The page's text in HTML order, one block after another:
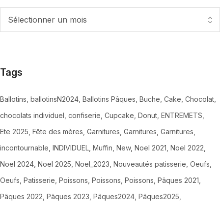
Tags
Ballotins ballotinsN2024 Ballotins Pâques Buche Cake Chocolat
chocolats individuel confiserie Cupcake Donut ENTREMETS
Ete 2025 Fête des mères Garnitures Garnitures Garnitures
incontournable INDIVIDUEL Muffin New Noel 2021 Noel 2022
Noel 2024 Noel 2025 Noel_2023 Nouveautés patisserie Oeufs
Oeufs Patisserie Poissons Poissons Poissons Pâques 2021
Pâques 2022 Pâques 2023 Pâques2024 Pâques2025